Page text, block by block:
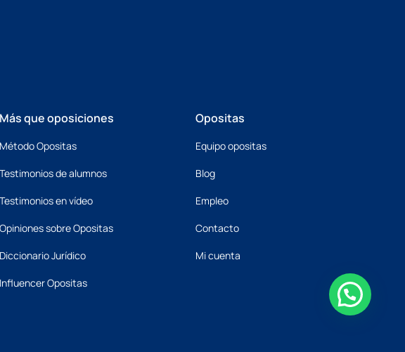
Más que oposiciones
Método Opositas
Testimonios de alumnos
Testimonios en vídeo
Opiniones sobre Opositas
Diccionario Jurídico
Influencer Opositas
Opositas
Equipo opositas
Blog
Empleo
Contacto
Mi cuenta